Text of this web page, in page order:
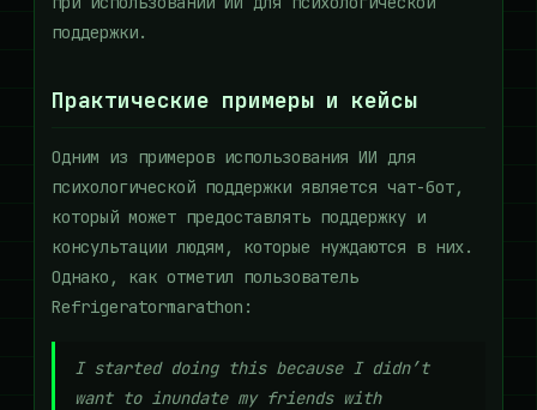
поддержки.
Практические примеры и кейсы
Одним из примеров использования ИИ для
психологической поддержки является чат-бот,
который может предоставлять поддержку и
консультации людям, которые нуждаются в них.
Однако, как отметил пользователь
Refrigeratormarathon:
I started doing this because I didn’t
want to inundate my friends with